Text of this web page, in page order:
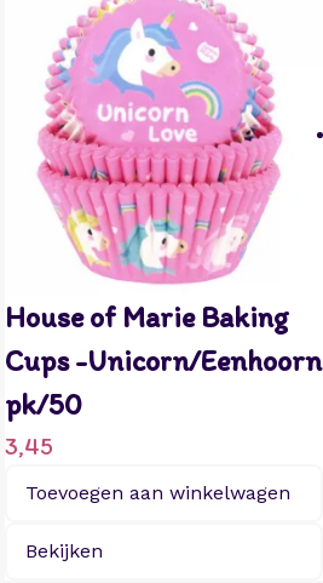
House of Marie Baking
Cups -Unicorn/Eenhoorn
pk/50
3,45
Toevoegen aan winkelwagen
Bekijken